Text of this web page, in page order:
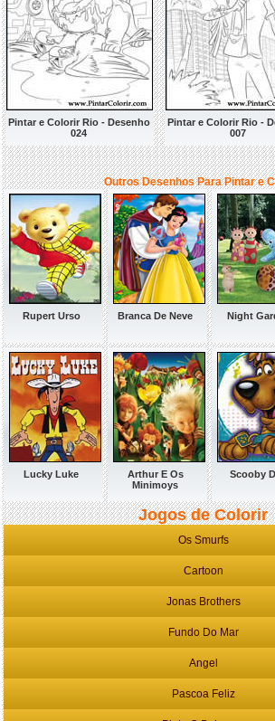
Pintar e Colorir Rio - Desenho
024
Pintar e Colorir Rio -
007
Outros Desenhos Para Pintar e
Rupert Urso Branca De Neve Night
Lucky Luke
Arthur E Os
Minimoys
Scooby
Jogos de Colorir
Os Smurfs
Cartoon
Jonas Brothers
Fundo Do Mar
Angel
Pascoa Feliz